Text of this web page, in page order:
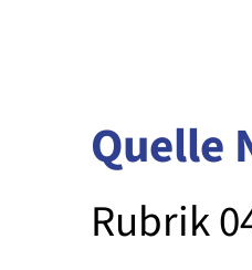
Quelle
Rubrik